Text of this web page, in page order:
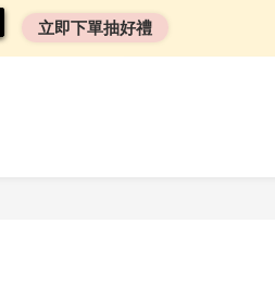
立即下單抽好禮